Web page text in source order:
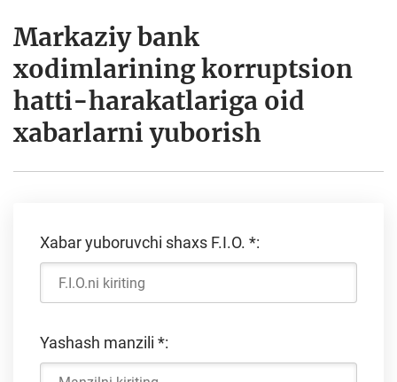
Markaziy bank
xodimlarining korruptsion
hatti-harakatlariga oid
xabarlarni yuborish
Xabar yuboruvchi shaxs F.I.O. *:
Yashash manzili *: